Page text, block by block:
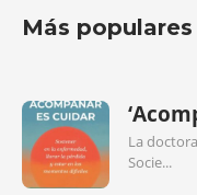
Más populares
La
Socie...